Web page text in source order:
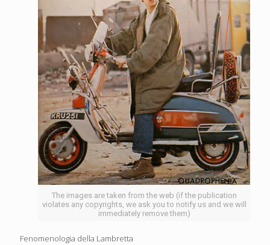
The images are taken from the web (if the publication
violates any copyrights, we ask you to notify us and we will
immediately remove them)
Fenomenologia della Lambretta